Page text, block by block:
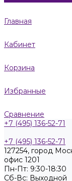
Главная
Кабинет
Корзина
Избранные
Сравнение
+7 (495) 136-52-71
+7 (495) 136-52-71
127254, город
офис 1201
Пн-Пт: 9:30-18:30
Cб-Вс: Выходной